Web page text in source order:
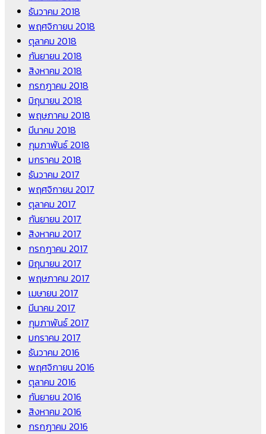
ธันวาคม 2018
พฤศจิกายน 2018
ตุลาคม 2018
กันยายน 2018
สิงหาคม 2018
กรกฎาคม 2018
มิถุนายน 2018
พฤษภาคม 2018
มีนาคม 2018
กุมภาพันธ์ 2018
มกราคม 2018
ธันวาคม 2017
พฤศจิกายน 2017
ตุลาคม 2017
กันยายน 2017
สิงหาคม 2017
กรกฎาคม 2017
มิถุนายน 2017
พฤษภาคม 2017
เมษายน 2017
มีนาคม 2017
กุมภาพันธ์ 2017
มกราคม 2017
ธันวาคม 2016
พฤศจิกายน 2016
ตุลาคม 2016
กันยายน 2016
สิงหาคม 2016
กรกฎาคม 2016